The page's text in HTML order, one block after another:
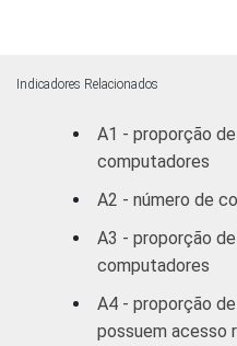
Indicadores Relacionados
A1 - proporção
computadores
A2 - número de
A3 - proporção
computadores
A4 - proporção
possuem acesso